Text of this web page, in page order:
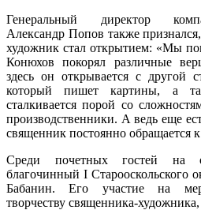
Генеральный директор
Александр Попов также
художник стал открытием: «Мы
Конюхов покорял различные
здесь он открывается с
который пишет картины, а
сталкивается порой со
производственники. А ведь еще
священник постоянно обращается
Среди почетных гостей на
благочинный I Старооскольского
Бабанин. Его участие на
творчеству священника-